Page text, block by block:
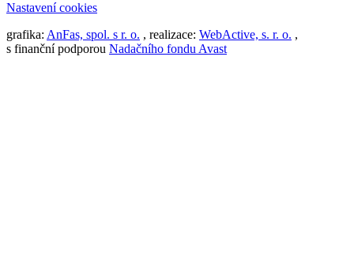
Nastavení cookies
grafika: AnFas, spol. s r. o. , realizace: WebActive, s. r. o. ,
s finanční podporou Nadačního fondu Avast